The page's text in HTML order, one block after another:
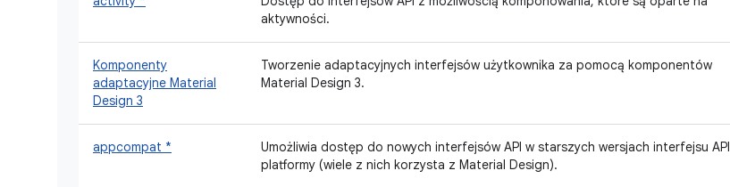
aktywności.
Komponenty
adaptacyjne Material
Design 3
Tworzenie adaptacyjnych interfejsów użytkownika za pomocą komponentów
Material Design 3.
appcompat *
Umożliwia dostęp do nowych interfejsów API w starszych wersjach interfejsu API
platformy (wiele z nich korzysta z Material Design).